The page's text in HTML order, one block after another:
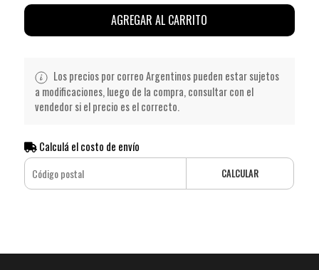
AGREGAR AL CARRITO
Los precios por correo Argentinos pueden estar sujetos
a modificaciones, luego de la compra, consultar con el
vendedor si el precio es el correcto.
Calculá el costo de envío
CALCULAR